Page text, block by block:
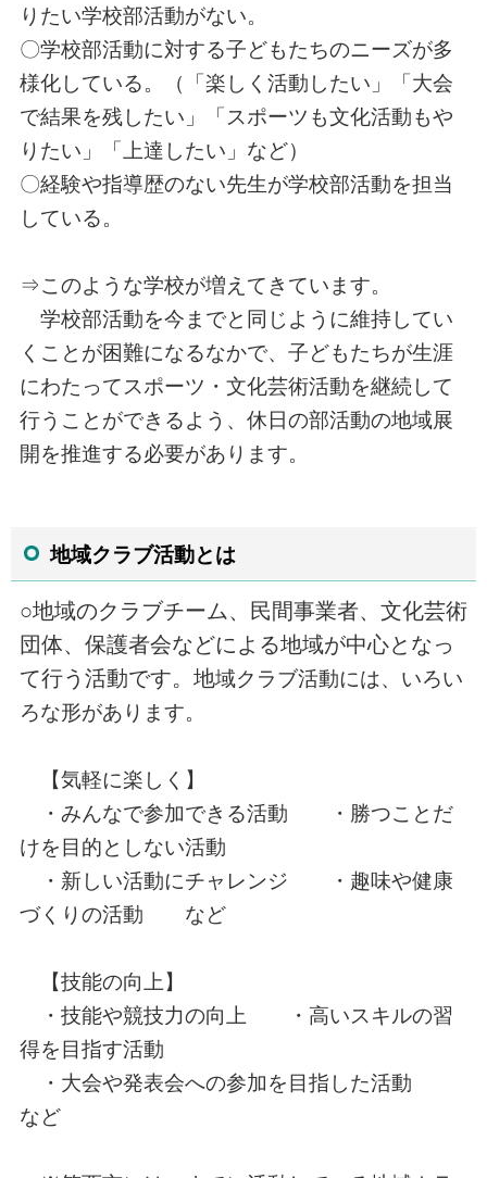
りたい学校部活動がない。
〇学校部活動に対する子どもたちのニーズが多
様化している。（「楽しく活動したい」「大会
で結果を残したい」「スポーツも文化活動もや
りたい」「上達したい」など）
〇経験や指導歴のない先生が学校部活動を担当
している。
⇒このような学校が増えてきています。
学校部活動を今までと同じように維持してい
くことが困難になるなかで、子どもたちが生涯
にわたってスポーツ・文化芸術活動を継続 して
行うことができるよう、休日の部活動の地域展
開を推進する必要があります。
地域クラブ活動とは
○地域のクラブチーム、民間事業者、文化芸術
団体、保護者会などによる地域が中心となっ
て行う活動です。地域クラブ活動には、いろい
ろな形があります。
【気軽に楽しく】
・みんなで参加できる活動 ・勝つことだ
けを目的としない活動
・新しい活動にチャレンジ ・趣味や健康
づくりの活動 など
【技能の向上】
・技能や競技力の向上 ・高いスキルの習
得を目指す活動
・大会や発表会への参加を目指した活動
など